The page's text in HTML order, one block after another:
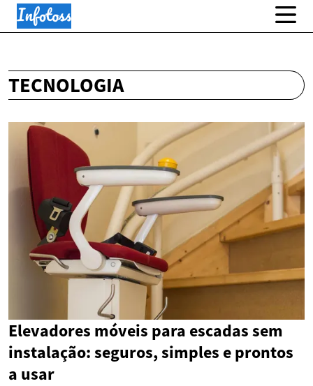
TECNOLOGIA
Elevadores móveis para escadas sem
instalação: seguros, simples e prontos
a usar